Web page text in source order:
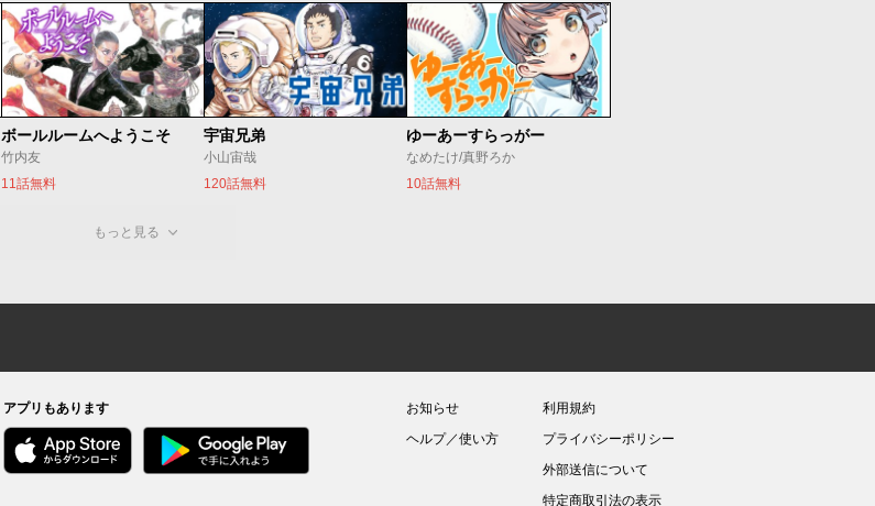
ボールルームへようこそ
竹内友
11話無料
宇宙兄弟
小山宙哉
120話無料
ゆーあーすらっがー
なめたけ/真野ろか
10話無料
もっと見る
アプリもあります
お知らせ
ヘルプ／使い方
利用規約
プライバシーポリシー
外部送信について
特定商取引法の表示